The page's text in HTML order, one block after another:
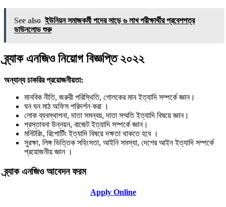
See also ইউনিয়ন সমাজকর্মী পদের সাড়ে ৬ লাখ পরীক্ষার্থীর প্রবেশপত্র
ডাউনলোড শুরু
ব্র্যাক এনজিও নিয়োগ বিজ্ঞপ্তি ২০২২
অন্যান্য চাকরির প্রয়োজনীয়তা:
মানবিক নীতি, জরুরী পরিস্থিতি, গোলকের মান ইত্যাদি সম্পর্কে জ্ঞান।
ঘন ঘন মাঠ অফিস পরিদর্শন করা ।
লোক ব্যবস্থাপনা, দাতা সমন্বয়, দাতা সম্মতি ইত্যাদি বিষয়ে জ্ঞান।
প্রস্তাবনা উন্নয়ন, বাজেট ইত্যাদি সম্পর্কে জ্ঞান।
মনিটরিং, রিপোর্টিং ইত্যাদি বিষয়ে দক্ষতা থাকতে হবে ।
সুরক্ষা, লিঙ্গ ভিত্তিক সহিংসতা, আইনি সমস্যা, দেশের আইন ইত্যাদি সম্পর্কে
প্রয়োজনীয় জ্ঞান ।
ব্র্যাক এনজিও আবেদন ফরম
Apply Online